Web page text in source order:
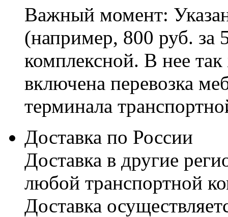
Важный момент:
(например, 800 руб. за
комплексной. В нее
включена перевозка
терминала
Доставка по России
Доставка в другие
любой транспортной
Доставка